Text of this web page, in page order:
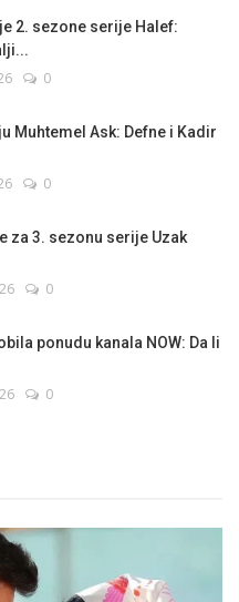
2. sezone serije Halef:
0
Muhtemel Ask: Defne i Kadir
0
za 3. sezonu serije Uzak
0
ponudu kanala NOW: Da li
0